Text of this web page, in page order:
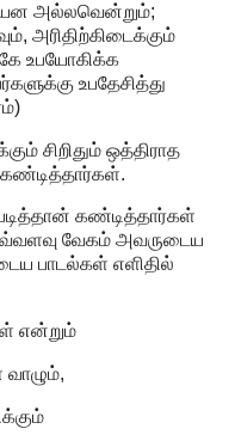
அல்லவென்றும்;
அரிதிற்கிடைக்கும்
உபயோகிக்க
உபதேசித்து
சிறிதும் ஒத்திராத
கண்டித்தார்கள்
அவ்வளவு வேகம் அவருடைய
பாடல்கள் எளிதில்
என்றும்